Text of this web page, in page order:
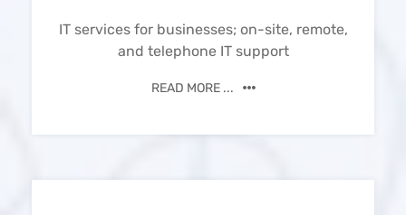
IT services for businesses; on-site, remote,
and telephone IT support
READ MORE ...